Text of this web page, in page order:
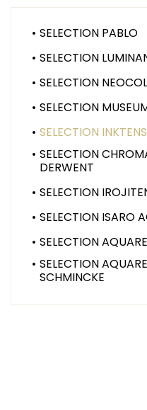
SELECTION PABLO
SELECTION
SELECTION
SELECTION
SELECTION
SELECTION
DERWENT
SELECTION
SELECTION ISARO
SELECTION
SELECTION
SCHMINCKE